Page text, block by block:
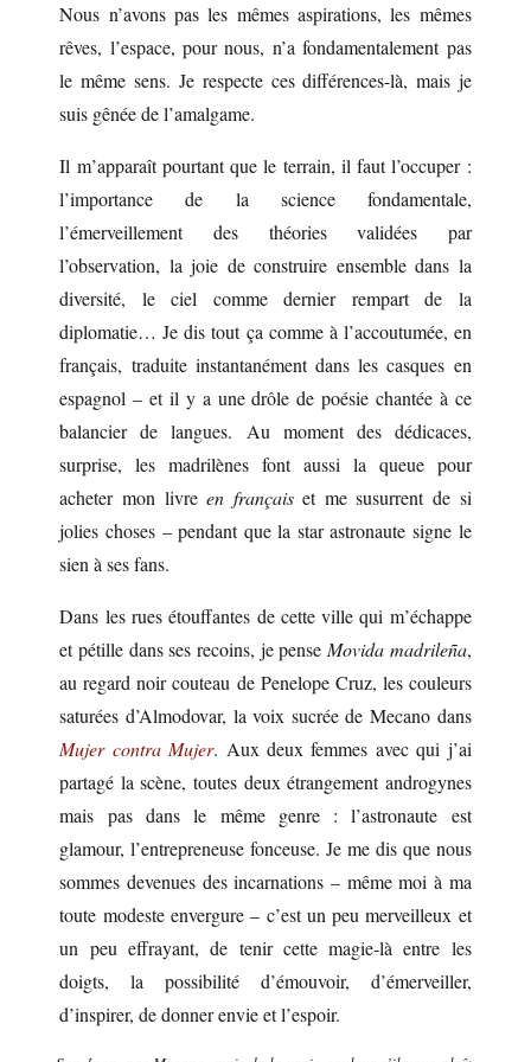
Nous n’avons pas les mêmes aspirations, les mêmes
rêves, l’espace, pour nous, n’a fondamentalement pas
le même sens. Je respecte ces différences-là, mais je
suis gênée de l’amalgame.
Il m’apparaît pourtant que le terrain, il faut l’occuper :
l’importance de la science fondamentale,
l’émerveillement des théories validées par
l’observation, la joie de construire ensemble dans la
diversité, le ciel comme dernier rempart de la
diplomatie… Je dis tout ça comme à l’accoutumée, en
français, traduite instantanément dans les casques en
espagnol – et il y a une drôle de poésie chantée à ce
balancier de langues. Au moment des dédicaces,
surprise, les madrilènes font aussi la queue pour
acheter mon livreen françaiset me susurrent de si
jolies choses – pendant que la star astronaute signe le
sien à ses fans.
Dans les rues étouffantes de cette ville qui m’échappe
et pétille dans ses recoins, je pense Movida madrileña,
au regard noir couteau de Penelope Cruz, les couleurs
saturées d’Almodovar, la voix sucrée de Mecano dans
Mujer contra Mujer. Aux deux femmes avec qui j’ai
partagé la scène, toutes deux étrangement androgynes
mais pas dans le même genre : l’astronaute est
glamour, l’entrepreneuse fonceuse. Je me dis que nous
sommes devenues des incarnations – même moi à ma
toute modeste envergure – c’est un peu merveilleux et
un peu effrayant, de tenir cette magie-là entre les
doigts, la possibilité d’émouvoir, d’émerveiller,
d’inspirer, de donner envie et l’espoir.